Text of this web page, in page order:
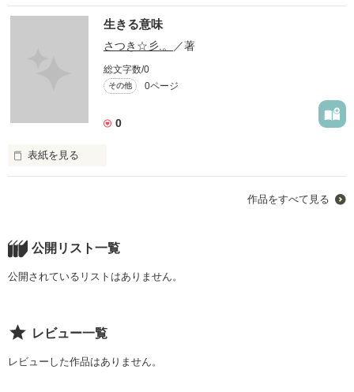
生きる意味
さつき☆彡.。 ／著
総文字数/0
その他 0ページ
0
表紙を見る
この作品は生きる意味とか
生きてるからできることもあるんだよってことを
えと、変かもしれませんがこれを見て
生きる意味とか見つけて貰えると嬉しい
作品をすべて見る
公開リスト一覧
公開されているリストはありません。
レビュー一覧
レビューした作品はありません。